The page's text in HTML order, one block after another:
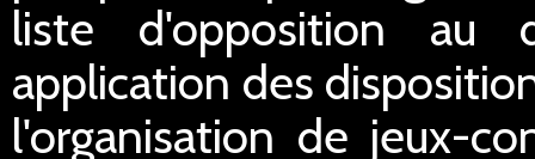
liste d'opposition au
application des
l'organisation de jeux-